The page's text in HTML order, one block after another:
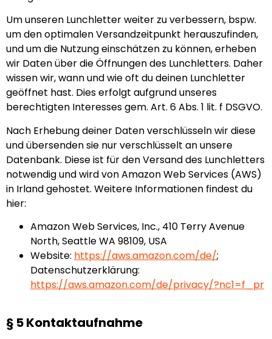
Um unseren Lunchletter weiter zu verbessern, bspw.
um den optimalen Versandzeitpunkt herauszufinden,
und um die Nutzung einschätzen zu können, erheben
wir Daten über die Öffnungen des Lunchletters. Daher
wissen wir, wann und wie oft du deinen Lunchletter
geöffnet hast. Dies erfolgt aufgrund unseres
berechtigten Interesses gem. Art. 6 Abs. 1 lit. f DSGVO.
Nach Erhebung deiner Daten verschlüsseln wir diese
und übersenden sie nur verschlüsselt an unsere
Datenbank. Diese ist für den Versand des Lunchletters
notwendig und wird von Amazon Web Services (AWS)
in Irland gehostet. Weitere Informationen findest du
hier:
Amazon Web Services, Inc., 410 Terry Avenue
North, Seattle WA 98109, USA
Website: https://aws.amazon.com/de/;
Datenschutzerklärung:
https://aws.amazon.com/de/privacy/?nc1=f_pr
§ 5 Kontaktaufnahme